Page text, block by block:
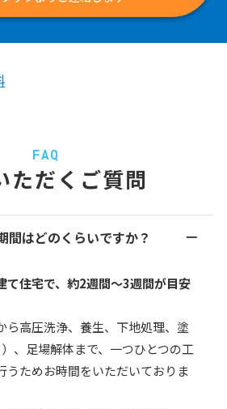
FAQ
ただくご質問
間はどのくらいですか？
て住宅で、約2週間〜3週間が目安
ら高圧洗浄、養生、下地処理、塗
、足場解体まで、一つひとつの工
うためお時間をいただいておりま